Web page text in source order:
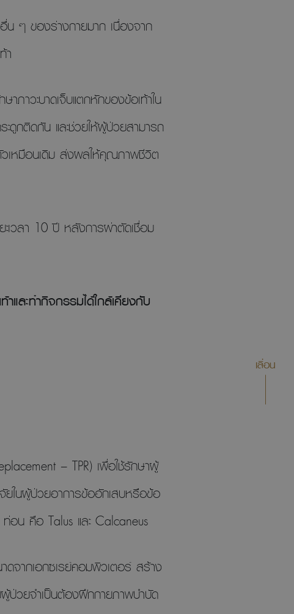
น ๆ ของร่างกายมาก เนื่องจาก
า
าวะบาดเจ็บแตกหักของข้อเท้าใน
ดูกติดกัน และช่วยให้ผู้ป่วยสามารถ
วเหมือนเดิม ส่งผลให้คุณภาพชีวิต
ะเวลา 10 ปี หลังการผ่าตัดเชื่อม
ละทำกิจกรรมได้ใกล้เคียงกับ
– TPR) เพื่อใช้รักษาผู้
ในผู้ป่วยอาการข้ออักเสบหรือข้อ
อน คือ Talus และ Calcaneus
ดจากเอกซเรย์คอมพิวเตอร์ สร้าง
ผู้ป่วยจำเป็นต้องฝึกกายภาพบำบัด
เลื่อน